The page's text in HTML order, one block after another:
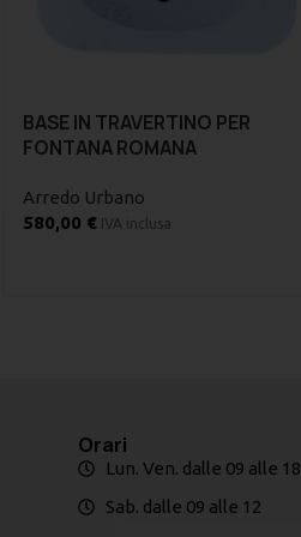
BASE IN TRAVERTINO PER
FONTANA ROMANA
Arredo Urbano
580,00 € IVA inclusa
Orari
Lun. Ven. dalle 09 alle 18
Sab. dalle 09 alle 12